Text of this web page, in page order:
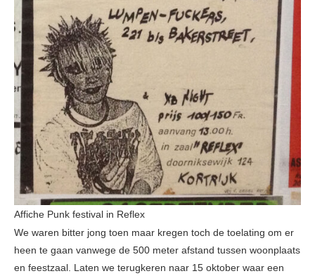
Affiche Punk festival in Reflex
We waren bitter jong toen maar kregen toch de toelating om er
heen te gaan vanwege de 500 meter afstand tussen woonplaats
en feestzaal. Laten we terugkeren naar 15 oktober waar een